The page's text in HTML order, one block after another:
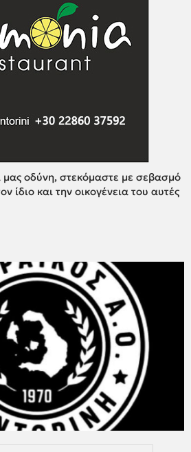
μας οδύνη, στεκόμαστε με σεβασμό
ίδιο και την οικογένεια του αυτές